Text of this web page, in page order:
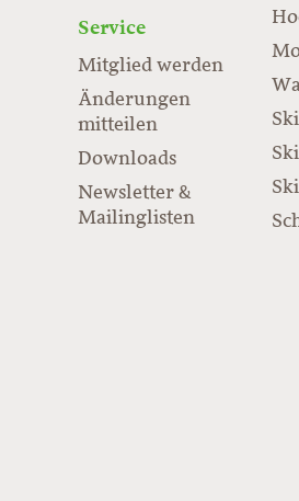
Service
Mitglied werden
Änderungen
mitteilen
Downloads
Newsletter &
Mailinglisten